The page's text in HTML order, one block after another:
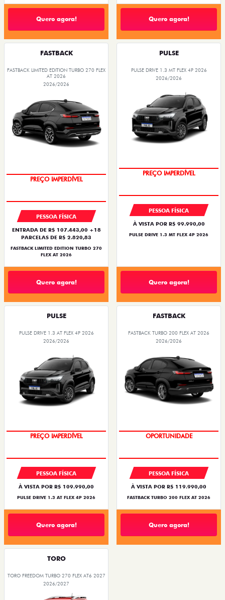
Quero agora! Quero agora!
FASTBACK
FASTBACK LIMITED EDITION TURBO 270 FLEX
AT 2026
2026/2026
PREÇO IMPERDÍVEL
PESSOA FÍSICA
ENTRADA DE R$ 107.443,00 +18
PARCELAS DE R$ 2.820,83
FASTBACK LIMITED EDITION TURBO 270
FLEX AT 2026
Quero agora!
PULSE
PULSE DRIVE 1.3 MT FLEX 4P 2026
2026/2026
PREÇO IMPERDÍVEL
PESSOA FÍSICA
À VISTA POR R$ 99.990,00
PULSE DRIVE 1.3 MT FLEX 4P 2026
Quero agora!
PULSE
PULSE DRIVE 1.3 AT FLEX 4P 2026
2026/2026
PREÇO IMPERDÍVEL
PESSOA FÍSICA
À VISTA POR R$ 109.990,00
PULSE DRIVE 1.3 AT FLEX 4P 2026
Quero agora!
FASTBACK
FASTBACK TURBO 200 FLEX AT 2026
2026/2026
OPORTUNIDADE
PESSOA FÍSICA
À VISTA POR R$ 119.990,00
FASTBACK TURBO 200 FLEX AT 2026
Quero agora!
TORO
TORO FREEDOM TURBO 270 FLEX AT6 2027
2026/2027